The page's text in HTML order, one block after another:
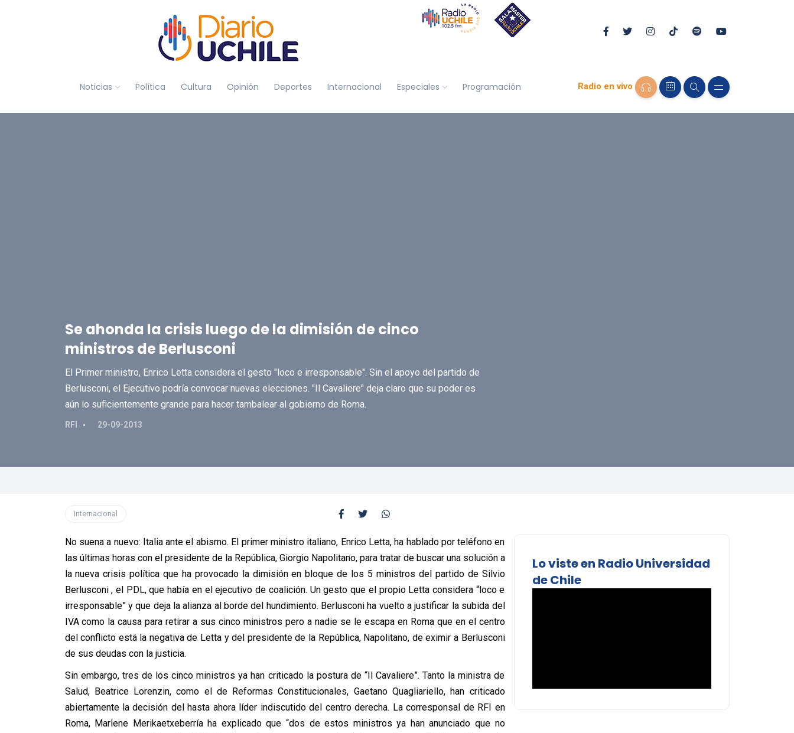
Noticias Política Cultura Opinión Deportes Internacional Especiales Programación Radio en vivo
Se ahonda la crisis luego de la dimisión de cinco
ministros de Berlusconi
El Primer ministro, Enrico Letta considera el gesto "loco e irresponsable". Sin el apoyo del partido de
Berlusconi, el Ejecutivo podría convocar nuevas elecciones. "Il Cavaliere" deja claro que su poder es
aún lo suficientemente grande para hacer tambalear al gobierno de Roma.
RFI 29-09-2013
Internacional
No suena a nuevo: Italia ante el abismo. El primer ministro italiano, Enrico Letta, ha hablado por teléfono en
las últimas horas con el presidente de la República, Giorgio Napolitano, para tratar de buscar una solución a
la nueva crisis política que ha provocado la dimisión en bloque de los 5 ministros del partido de Silvio
Berlusconi , el PDL, que había en el ejecutivo de coalición. Un gesto que el propio Letta considera “loco e
irresponsable” y que deja la alianza al borde del hundimiento. Berlusconi ha vuelto a justificar la subida del
IVA como la causa para retirar a sus cinco ministros pero a nadie se le escapa en Roma que en el centro
del conflicto está la negativa de Letta y del presidente de la República, Napolitano, de eximir a Berlusconi
de sus deudas con la justicia.
Sin embargo, tres de los cinco ministros ya han criticado la postura de “Il Cavaliere”. Tanto la ministra de
Salud, Beatrice Lorenzin, como el de Reformas Constitucionales, Gaetano Quagliariello, han criticado
abiertamente la decisión del hasta ahora líder indiscutido del centro derecha. La corresponsal de RFI en
Roma, Marlene Merikaetxeberría ha explicado que “dos de estos ministros ya han anunciado que no
Lo viste en Radio Universidad
de Chile